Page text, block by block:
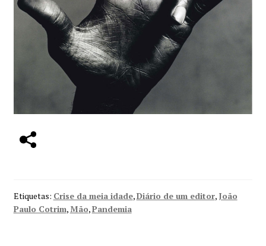
Etiquetas: Crise da meia idade,Diário de um editor, João
Paulo Cotrim,Mão,Pandemia